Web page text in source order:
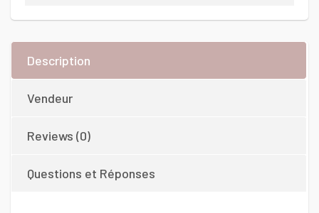
Description
Vendeur
Reviews (0)
Questions et Réponses